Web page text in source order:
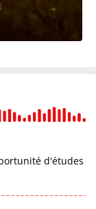
d'études